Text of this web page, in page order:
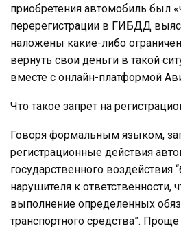
приобретения автомобиль был
перерегистрации в ГИБДД
наложены какие-либо
вернуть свои деньги в такой
вместе с онлайн-платформой
Что такое запрет на
Говоря формальным языком,
регистрационные действия
государственного воздействия
нарушителя к ответственности,
выполнение определенных
транспортного средства”.